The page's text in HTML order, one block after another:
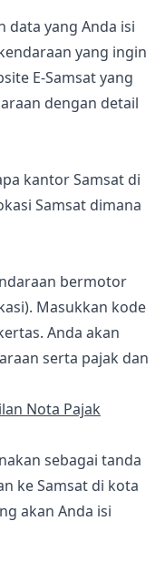
data yang Anda isi
yang ingin
E-Samsat yang
dengan detail
kantor Samsat di
Samsat dimana
bermotor
Masukkan kode
Anda akan
serta pajak dan
Nota Pajak
sebagai tanda
ke Samsat di kota
akan Anda isi